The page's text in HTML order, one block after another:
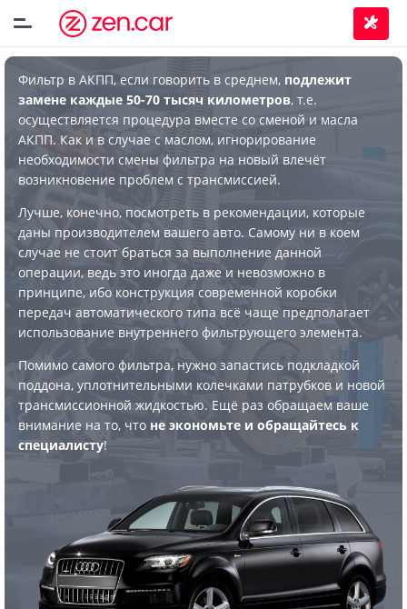
Фильтр в АКПП, если говорить в среднем, подлежит
замене каждые 50-70 тысяч километров, т.е.
осуществляется процедура вместе со сменой и масла
АКПП. Как и в случае с маслом, игнорирование
необходимости смены фильтра на новый влечёт
возникновение проблем с трансмиссией.
Лучше, конечно, посмотреть в рекомендации, которые
даны производителем вашего авто. Самому ни в коем
случае не стоит браться за выполнение данной
операции, ведь это иногда даже и невозможно в
принципе, ибо конструкция современной коробки
передач автоматического типа всё чаще предполагает
использование внутреннего фильтрующего элемента.
Помимо самого фильтра, нужно запастись подкладкой
поддона, уплотнительными колечками патрубков и новой
трансмиссионной жидкостью. Ещё раз обращаем ваше
внимание на то, что не экономьте и обращайтесь к
специалисту!